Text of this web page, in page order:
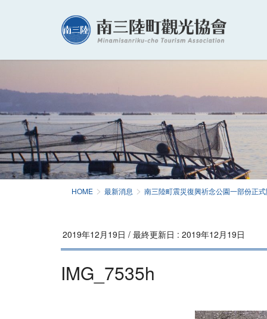
HOME 最新消息 南三陸町震災復興祈念公園一部份正式
2019年12月19日 / 最終更新日 : 2019年12月19日
IMG_7535h